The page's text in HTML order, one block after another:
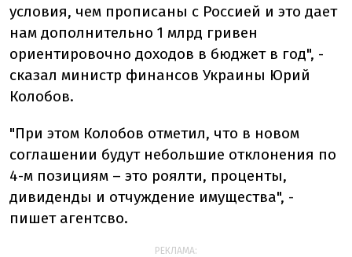
условия, чем прописаны с Россией и это дает
нам дополнительно 1 млрд гривен
ориентировочно доходов в бюджет в год", -
сказал министр финансов Украины Юрий
Колобов.
"При этом Колобов отметил, что в новом
соглашении будут небольшие отклонения по
4-м позициям – это роялти, проценты,
дивиденды и отчуждение имущества", -
пишет агентсво.
РЕКЛАМА: